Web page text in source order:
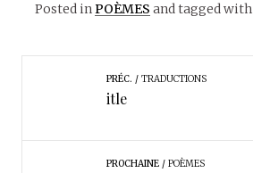
Posted inPOÈMES and tagged with
PRÉC. TRADUCTIONS
itle
PROCHAINE POÈMES